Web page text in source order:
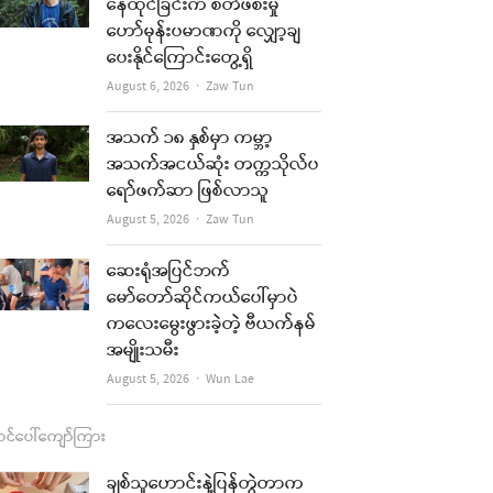
o
g
m
b
e
ဟော်မုန်းပမာဏကို လျှော့ချ
ပေးနိုင်ကြောင်းတွေ့ရှိ
August 6, 2026 Author
Zaw Tun
အသက် ၁၈ နှစ်မှာ ကမ္ဘာ့
အသက်အငယ်ဆုံး တက္ကသိုလ်ပ
ရော်ဖက်ဆာ ဖြစ်လာသူ
August 5, 2026 Author
Zaw Tun
ဆေးရုံအပြင်ဘက်
မော်တော်ဆိုင်ကယ်ပေါ်မှာပဲ
ကလေးမွေးဖွားခဲ့တဲ့ ဗီယက်နမ်
အမျိုးသမီး
August 5, 2026 Author
Wun Lae
ပေါ်ကျော်ကြား
ချစ်သူဟောင်းနဲ့ပြန်တွဲတာက